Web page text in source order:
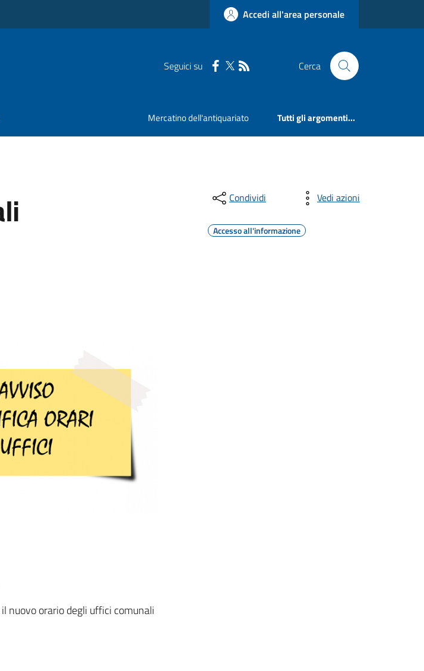
Accedi all'area personale
Seguici su Cerca
Mercatino dell'antiquariato Tutti gli argomenti...
Condividi Vedi azioni
Accesso all'informazione
nuovo orario degli uffici comunali